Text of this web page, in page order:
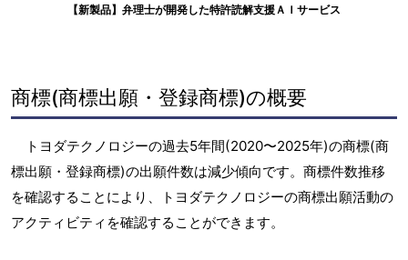
【新製品】弁理士が開発した特許読解支援ＡＩサービス
商標(商標出願・登録商標)の概要
トヨダテクノロジーの過去5年間(2020〜2025年)の商標(商
標出願・登録商標)の出願件数は減少傾向です。商標件数推移
を確認することにより、トヨダテクノロジーの商標出願活動の
アクティビティを確認することができます。